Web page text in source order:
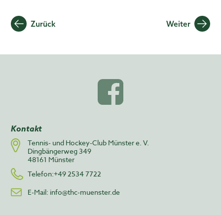
Zurück Weiter
Kontakt
Tennis- und Hockey-Club Münster e. V.
Dingbängerweg 349
48161 Münster
Telefon:+49 2534 7722
E-Mail: info@thc-muenster.de